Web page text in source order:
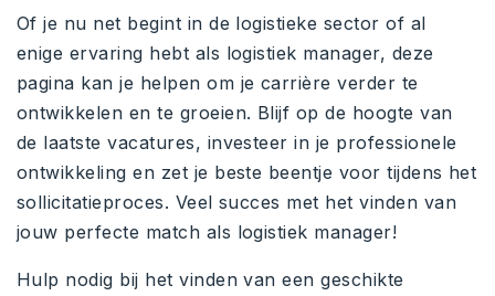
Of je nu net begint in de logistieke sector of al
enige ervaring hebt als logistiek manager, deze
pagina kan je helpen om je carrière verder te
ontwikkelen en te groeien. Blijf op de hoogte van
de laatste vacatures, investeer in je professionele
ontwikkeling en zet je beste beentje voor tijdens het
sollicitatieproces. Veel succes met het vinden van
jouw perfecte match als logistiek manager!
Hulp nodig bij het vinden van een geschikte